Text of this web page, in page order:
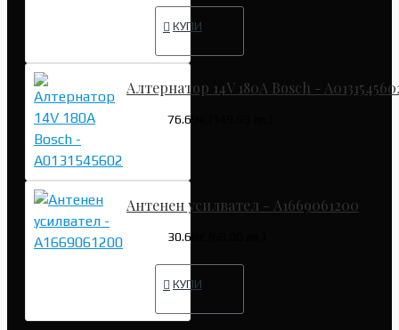
КУПИ
Алтернатор 14V 180A Bosch -
76.69€ (149.99 лв.)
Антенен усилвател - A1669061200
30.68€ (60.00 лв.)
КУПИ